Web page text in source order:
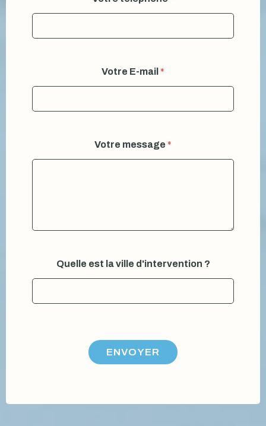
Votre E-mail *
Votre message *
o
m
Quelle est la ville d'intervention ?
ENVOYER